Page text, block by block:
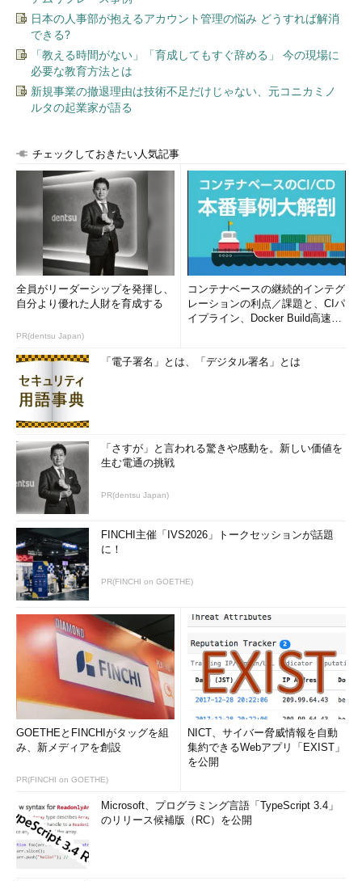
ユニークなのは、CISAにはこの資格を取得した監査人や企業
のITガバナンス担当者で構成される同業者団体が、またCISSPで
も同様のセキュリティ専門家の団体があります。それらの団体
は、研修会や勉強会を開いて情報交換や親睦の場を設けたり、会
員同士での仕事の紹介があったりと活発に活動しています。企業
次のページで、CISAとCISSPそれぞれの資格試験の概要、出
題範囲、問題数、試験時間、受験料などの詳細を説明します。
CISA
日本の人事部が抱えるアカウント管理の悩み どうすれば解消
できる?
「教える時間がない」「育成してもすぐ辞める」 今の現場に
必要な教育方法とは
新規事業の撤退理由は技術不足だけじゃない、元コニカミノ
ルタの起業家が語る
チェックしておきたい人気記事
全員がリーダーシップを発揮し、
自分より優れた人財を育成する
PR(dentsu Japan)
コンテナベースの継続的インテグ
レーションの利点／課題と、CIパ
イプライン、Docker Build高速化
「電子署名」とは、「デジタル署名」とは
「さすが」と言われる驚きや感動を。新しい価値を
生む電通の挑戦
PR(dentsu Japan)
FINCHI主催「IVS2026」トークセッションが話題
に！
PR(FINCHI on GOETHE)
GOETHEとFINCHIがタッグを組
み、新メディアを創設
PR(FINCHI on GOETHE)
NICT、サイバー脅威情報を自動
集約できるWebアプリ「EXIST」
を公開
Microsoft、プログラミング言語「TypeScript 3.4」
のリリース候補版（RC）を公開